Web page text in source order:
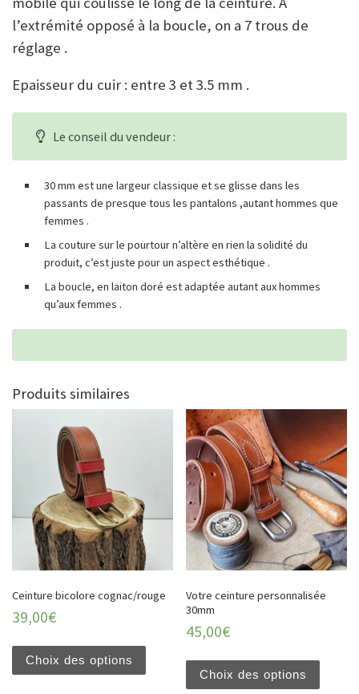
l’extrémité opposé à la boucle, on a 7 trous de
réglage .
Epaisseur du cuir : entre 3 et 3.5 mm .
Le conseil du vendeur :
30 mm est une largeur classique et se glisse dans les
passants de presque tous les pantalons ,autant hommes que
femmes .
La couture sur le pourtour n’altère en rien la solidité du
produit, c’est juste pour un aspect esthétique .
La boucle, en laiton doré est adaptée autant aux hommes
qu’aux femmes .
Produits similaires
Ceinture bicolore cognac/rouge
39,00€
Choix des options
Votre ceinture personnalisée
30mm
45,00€
Choix des options